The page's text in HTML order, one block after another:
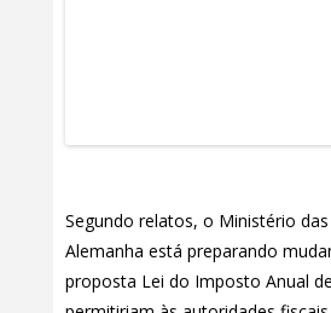
Segundo relatos, o Ministério das
Alemanha está preparando
proposta Lei do Imposto Anual